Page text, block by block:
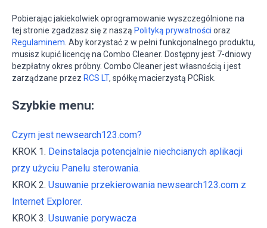
Pobierając jakiekolwiek oprogramowanie wyszczególnione na
tej stronie zgadzasz się z naszą Polityką prywatności oraz
Regulaminem . Aby korzystać z w pełni funkcjonalnego produktu,
musisz kupić licencję na Combo Cleaner. Dostępny jest 7-dniowy
bezpłatny okres próbny. Combo Cleaner jest własnością i jest
zarządzane przez RCS LT, spółkę macierzystą PCRisk.
Szybkie menu:
Czym jest newsearch123.com?
KROK 1. Deinstalacja potencjalnie niechcianych aplikacji
przy użyciu Panelu sterowania.
KROK 2. Usuwanie przekierowania newsearch123.com z
Internet Explorer.
KROK 3. Usuwanie porywacza